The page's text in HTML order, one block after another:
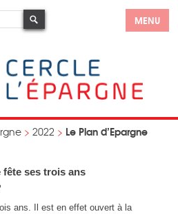
MENU
> 2022 > Le Plan d’Epargne
fête ses trois ans
ans. Il est en effet ouvert à la